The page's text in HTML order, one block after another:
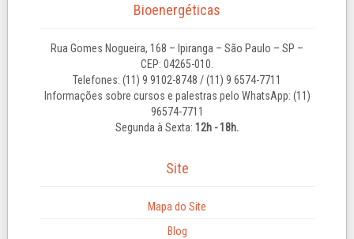
Bioenergéticas
Rua Gomes Nogueira, 168 – Ipiranga – São Paulo – SP –
CEP: 04265-010.
Telefones: (11) 9 9102-8748 / (11) 9 6574-7711
Informações sobre cursos e palestras pelo WhatsApp: (11)
96574-7711
Segunda à Sexta: 12h - 18h.
Site
Mapa do Site
Blog